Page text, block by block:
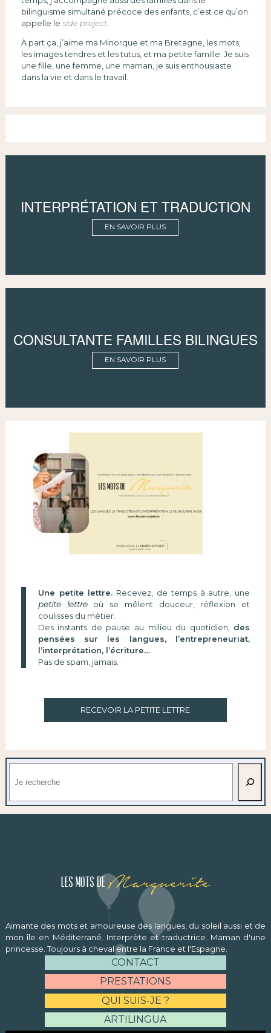
bilinguisme simultané précoce des enfants, c’est ce qu’on
appelle le side project.
À part ça, j’aime ma Minorque et ma Bretagne, les mots,
les images tendres et les tutus, et ma petite famille. Je suis
une fille, une femme, une maman, je suis enthousiaste
dans la vie et dans le travail.
INTERPRÉTATION ET TRADUCTION
EN SAVOIR PLUS
CONSULTANTE FAMILLES BILINGUES
EN SAVOIR PLUS
Une petite lettre. Recevez, de temps à autre, une
petite lettreoù se mêlent douceur, réflexion et
coulisses du métier.
Des instants de pause au milieu du quotidien, des
pensées sur les langues, l’entrepreneuriat,
l’interprétation, l’écriture…
Pas de spam, jamais.
RECEVOIR LA PETITE LETTRE
Les mots de Marguerite
Aimante des mots et amoureuse des langues, du soleil aussi et de
mon île en Méditerrané. Interprète et traductrice. Maman d'une
princesse. Toujours à cheval entre la France et l'Espagne.
CONTACT
PRESTATIONS
QUI SUIS-JE ?
ARTILINGUA